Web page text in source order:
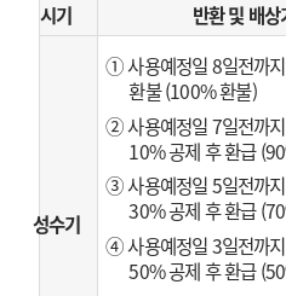
시기 반환 및 배상
성수기
① 사용예정일 8일전까
환불 (100% 환불)
② 사용예정일 7일전까
10% 공제 후 환급
③ 사용예정일 5일전까
30% 공제 후 환급
④ 사용예정일 3일전까
50% 공제 후 환급